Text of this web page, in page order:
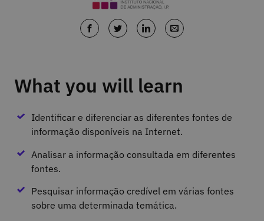
What you will learn
Identificar e diferenciar as diferentes fontes de
informação disponíveis na Internet.
Analisar a informação consultada em diferentes
fontes.
Pesquisar informação credível em várias fontes
sobre uma determinada temática.